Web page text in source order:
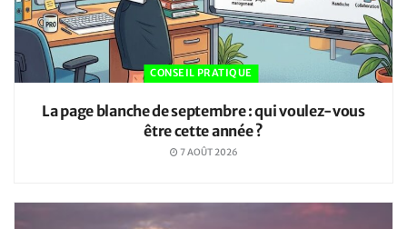
CONSEIL PRATIQUE
La page blanche de septembre : qui voulez-vous
être cette année ?
7 AOÛT 2026